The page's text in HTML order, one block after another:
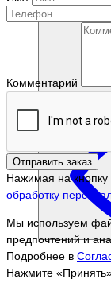
Комментарий
Отправить заказ
Нажимая на кнопку
обработку
Мы используем
предпочтений и
Подробнее в
Нажмите